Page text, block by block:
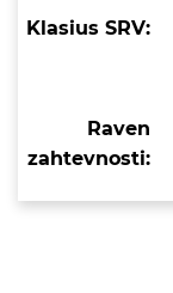
Klasius SRV:
Raven
zahtevnosti: